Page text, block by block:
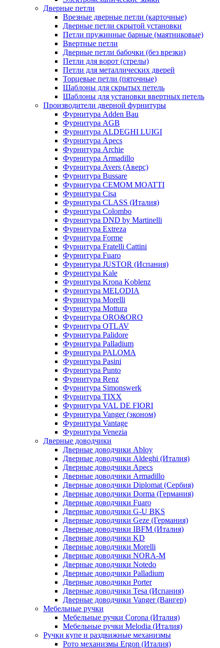
Дверные петли
Врезные дверные петли (карточные)
Дверные петли скрытой установки
Петли пружинные барные (маятниковые)
Ввертные петли
Дверные петли бабочки (без врезки)
Петли для ворот (стрелы)
Петли для металлических дверей
Торцевые петли (пяточные)
Шаблоны для скрытых петель
Шаблоны для установки ввертных петель
Производители дверной фурнитуры
Фурнитура Adden Bau
Фурнитура AGB
Фурнитура ALDEGHI LUIGI
Фурнитура Apecs
Фурнитура Archie
Фурнитура Armadillo
Фурнитура Avers (Аверс)
Фурнитура Bussare
Фурнитура CEMOM MOATTI
Фурнитура Cisa
Фурнитура CLASS (Италия)
Фурнитура Colombo
Фурнитура DND by Martinelli
Фурнитура Extreza
Фурнитура Forme
Фурнитура Fratelli Cattini
Фурнитура Fuaro
Фурнитура JUSTOR (Испания)
Фурнитура Kale
Фурнитура Krona Koblenz
Фурнитура MELODIA
Фурнитура Morelli
Фурнитура Mottura
Фурнитура ORO&ORO
Фурнитура OTLAV
Фурнитура Palidore
Фурнитура Palladium
Фурнитура PALOMA
Фурнитура Pasini
Фурнитура Punto
Фурнитура Renz
Фурнитура Simonswerk
Фурнитура TIXX
Фурнитура VAL DE FIORI
Фурнитура Vanger (эконом)
Фурнитура Vantage
Фурнитура Venezia
Дверные доводчики
Дверные доводчики Abloy
Дверные доводчики Aldeghi (Италия)
Дверные доводчики Apecs
Дверные доводчики Armadillo
Дверные доводчики Diplomat (Сербия)
Дверные доводчики Dorma (Германия)
Дверные доводчики Fuaro
Дверные доводчики G-U BKS
Дверные доводчики Geze (Германия)
Дверные доводчики IBFM (Италия)
Дверные доводчики KD
Дверные доводчики Morelli
Дверные доводчики NORA-M
Дверные доводчики Notedo
Дверные доводчики Palladium
Дверные доводчики Porter
Дверные доводчики Tesa (Испания)
Дверные доводчики Vanger (Вангер)
Мебельные ручки
Мебельные ручки Corona (Италия)
Мебельные ручки Melodia (Италия)
Ручки купе и раздвижные механизмы
Рото механизмы Ergon (Италия)